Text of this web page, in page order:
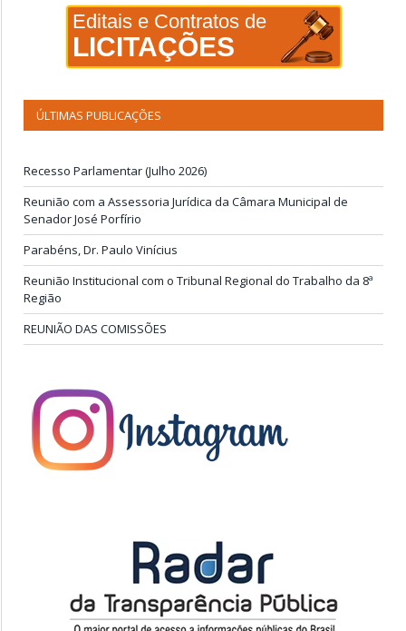
Editais e Contratos de
LICITAÇÕES
ÚLTIMAS PUBLICAÇÕES
Recesso Parlamentar (Julho 2026)
Reunião com a Assessoria Jurídica da Câmara Municipal de
Senador José Porfírio
Parabéns, Dr. Paulo Vinícius
Reunião Institucional com o Tribunal Regional do Trabalho da 8ª
Região
REUNIÃO DAS COMISSÕES